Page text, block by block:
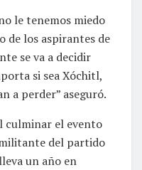
le tenemos miedo
de los aspirantes de
se va a decidir
si sea Xóchitl,
a perder” aseguró.
culminar el evento
del partido
un año en